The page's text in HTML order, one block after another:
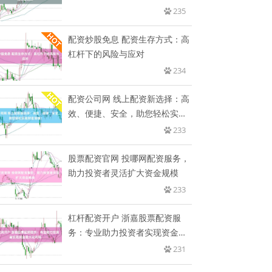
235
配资炒股免息 配资生存方式：高
杠杆下的风险与应对
234
配资公司网 线上配资新选择：高
效、便捷、安全，助您轻松实现
233
股票配资官网 投哪网配资服务，
助力投资者灵活扩大资金规模
233
杠杆配资开户 浙嘉股票配资服
务：专业助力投资者实现资金最
231